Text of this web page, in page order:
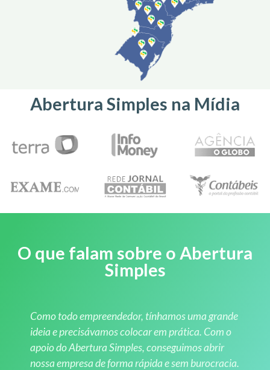
Abertura Simples na Mídia
O que falam sobre o Abertura
Simples
Como todo empreendedor, tínhamos uma grande
ideia e precisávamos colocar em prática. Com o
apoio do Abertura Simples, conseguimos abrir
nossa empresa de forma rápida e sem burocracia.